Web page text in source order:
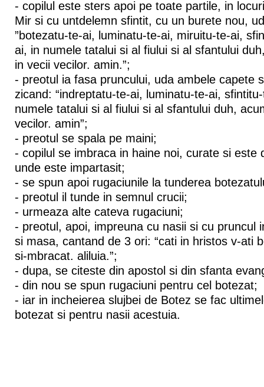
- copilul este sters apoi pe toate partile, in
Mir si cu untdelemn sfintit, cu un burete nou,
”botezatu-te-ai, luminatu-te-ai, miruitu-te-ai,
ai, in numele tatalui si al fiului si al sfantului
in vecii vecilor. amin.”;
- preotul ia fasa pruncului, uda ambele capete
zicand: “indreptatu-te-ai, luminatu-te-ai,
numele tatalui si al fiului si al sfantului duh,
vecilor. amin”;
- preotul se spala pe maini;
- copilul se imbraca in haine noi, curate si este
unde este impartasit;
- se spun apoi rugaciunile la tunderea
- preotul il tunde in semnul crucii;
- urmeaza alte cateva rugaciuni;
- preotul, apoi, impreuna cu nasii si cu pruncul
si masa, cantand de 3 ori: “cati in hristos v-ati
si-mbracat. aliluia.”;
- dupa, se citeste din apostol si din sfanta
- din nou se spun rugaciuni pentru cel botezat;
- iar in incheierea slujbei de Botez se fac
botezat si pentru nasii acestuia.